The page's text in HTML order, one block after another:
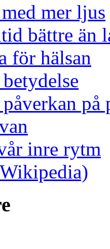
mer ljus
bättre än
för hälsan
på
inre rytm